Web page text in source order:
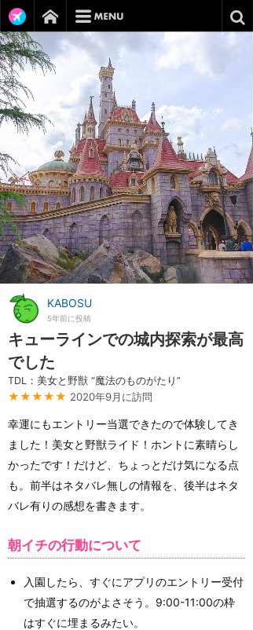
KABOSU
5年前に投稿
キューラインでの城内探索が最高
でした
TDL：美女と野獣 “魔法のものがたり”
★★★★★ 2020年9月に訪問
幸運にもエントリー当選できたので体験してき
ました！美女と野獣ライド！ホントに素晴らし
かったです！だけど、ちょっとだけ気になる点
も。前半はネタバレ無しの情報を、後半はネタ
バレ有りの感想を書きます。
朝イチの行動について
入園したら、すぐにアプリのエントリー受付
で抽選するのがよさそう。9:00-11:00の枠
はすぐに埋まるみたい。